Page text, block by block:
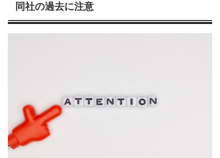
同社の過去に注意